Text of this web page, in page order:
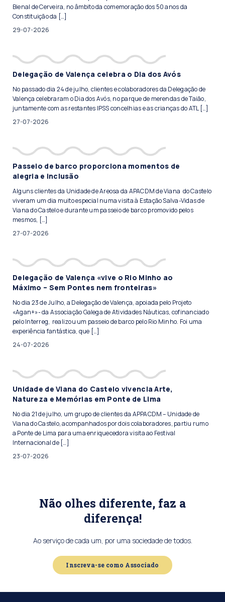
Bienal de Cerveira, no âmbito da comemoração dos 50 anos da
Constituição da […]
29-07-2026
Delegação de Valença celebra o Dia dos Avós
No passado dia 24 de julho, clientes e colaboradores da Delegação de
Valença celebraram o Dia dos Avós, no parque de merendas de Taião,
juntamente com as restantes IPSS concelhias e as crianças do ATL […]
27-07-2026
Passeio de barco proporciona momentos de
alegria e inclusão
Alguns clientes da Unidade de Areosa da APACDM de Viana do Castelo
viveram um dia muito especial numa visita à Estação Salva-Vidas de
Viana do Castelo e durante um passeio de barco promovido pelos
mesmos, […]
27-07-2026
Delegação de Valença «vive o Rio Minho ao
Máximo – Sem Pontes nem fronteiras»
No dia 23 de Julho, a Delegação de Valença, apoiada pelo Projeto
«Agan+»- da Associação Galega de Atividades Náuticas, cofinanciado
pelo Interreg, realizou um passeio de barco pelo Rio Minho. Foi uma
experiência fantástica, que […]
24-07-2026
Unidade de Viana do Castelo vivencia Arte,
Natureza e Memórias em Ponte de Lima
No dia 21 de julho, um grupo de clientes da APPACDM – Unidade de
Viana do Castelo, acompanhados por dois colaboradores, partiu rumo
a Ponte de Lima para uma enriquecedora visita ao Festival
Internacional de […]
23-07-2026
Não olhes diferente, faz a
diferença!
Ao serviço de cada um, por uma sociedade de todos.
Inscreva-se como Associado